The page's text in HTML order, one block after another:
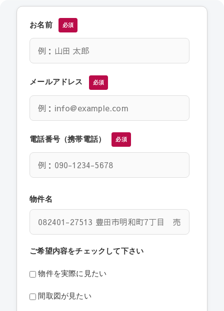
お名前 必須
メールアドレス 必須
電話番号（携帯電話） 必須
物件名
ご希望内容をチェックして下さい
物件を実際に見たい
間取図が見たい